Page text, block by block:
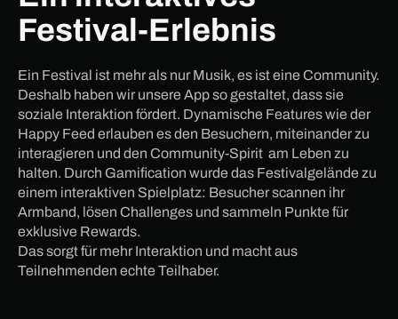
Festival-Erlebnis
Ein Festival ist mehr als nur Musik, es ist eine Community.
Deshalb haben wir unsere App so gestaltet, dass sie
soziale Interaktion fördert. Dynamische Features wie der
Happy Feed erlauben es den Besuchern, miteinander zu
interagieren und den Community-Spirit am Leben zu
halten. Durch Gamification wurde das Festivalgelände zu
einem interaktiven Spielplatz: Besucher scannen ihr
Armband, lösen Challenges und sammeln Punkte für
exklusive Rewards.
Das sorgt für mehr Interaktion und macht aus
Teilnehmenden echte Teilhaber.